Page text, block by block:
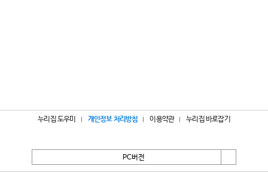
누리집 도우미 개인정보 처리방침 이용약관 누리집 바로잡기
PC버전